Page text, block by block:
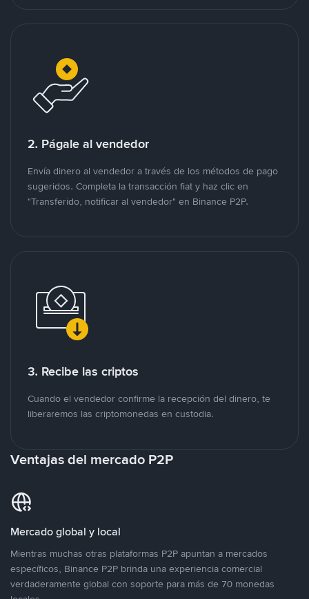
2. Págale al vendedor
Envía dinero al vendedor a través de los métodos de pago
sugeridos. Completa la transacción fiat y haz clic en
"Transferido, notificar al vendedor" en Binance P2P.
3. Recibe las criptos
Cuando el vendedor confirme la recepción del dinero, te
liberaremos las criptomonedas en custodia.
Ventajas del mercado P2P
Mercado global y local
Mientras muchas otras plataformas P2P apuntan a mercados
específicos, Binance P2P brinda una experiencia comercial
verdaderamente global con soporte para más de 70 monedas